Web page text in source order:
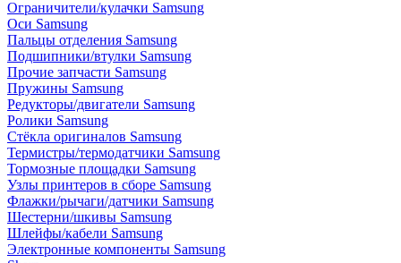
Ограничители/кулачки Samsung
Оси Samsung
Пальцы отделения Samsung
Подшипники/втулки Samsung
Прочие запчасти Samsung
Пружины Samsung
Редукторы/двигатели Samsung
Ролики Samsung
Стёкла оригиналов Samsung
Термистры/термодатчики Samsung
Тормозные площадки Samsung
Узлы принтеров в сборе Samsung
Флажки/рычаги/датчики Samsung
Шестерни/шкивы Samsung
Шлейфы/кабели Samsung
Электронные компоненты Samsung